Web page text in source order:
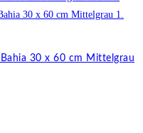
30 x 60 cm Mittelgrau